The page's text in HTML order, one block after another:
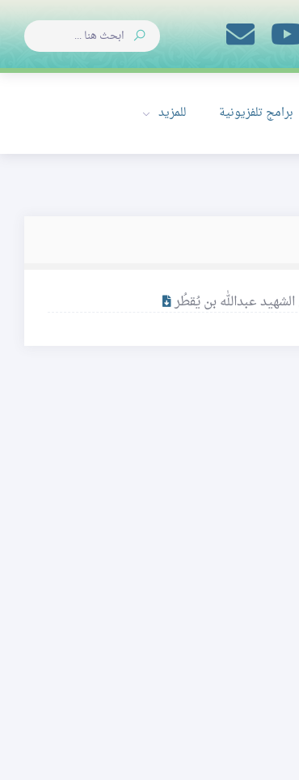
برامج تلفزيونية للمزيد
عبدالله بن يُقطُر